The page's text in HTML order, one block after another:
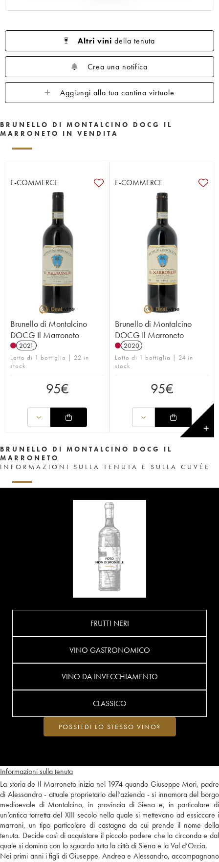
Altri vini della tenuta
Crea una notifica
Aggiungi alla tua cantina virtuale
BRUNELLO DI MONTALCINO DOCG IL
MARRONETO IN VENDITA
E-COMMERCE
Brunello di Montalcino
DOCG Il Marroneto
2021
Lotto di 1 bottiglia | 22 in
stock
95€
E-COMMERCE
Brunello di Montalcino
DOCG Il Marroneto
2020
Lotto di 1 bottiglia | 24 in
stock
95€
✕
BRUNELLO DI MONTALCINO DOCG IL
MARRONETO
INFORMAZIONI SULLA TENUTA E SULLA CUVÉE
Informazioni sulla tenuta
La storia de Il Marroneto inizia nel 1974 quando Giuseppe Mori, padre
di Alessandro - attuale proprietario dell’azienda - si innamora del borgo
medioevale di Montalcino, in provincia di Siena e, in particolare di
un’antica torretta del XIII secolo nella quale si mettevano ad essiccare i
marroni, un tipo particolare di castagna da cui prende il nome della
tenuta. Decide così di acquistare il piccolo podere che la circonda e dal
quale si domina con lo sguardo tutta la città di Siena e la Val d’Orcia.
Nei primi anni i figli di Giuseppe, Andrea e Alessandro, accompagnano
FRUTTI NERI
VINO GASTRONOMICO
VINO DA INVECCHIAMENTO
CLASSICO
POSSIEDI LO STESSO VINO?